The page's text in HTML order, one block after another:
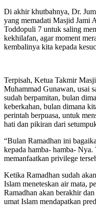
Di akhir khutbahnya, Dr.
yang memadati Masjid Jami
Toddopuli 7 untuk saling
kekhilafan, agar moment
kembalinya kita kepada
Terpisah, Ketua Takmir
Muhammad Gunawan, usai
sudah berpamitan, bulan
keberkahan, bulan dimana
perintah berpuasa, untuk
hati dan pikiran dari
“Bulan Ramadhan ini
kepada hamba- hamba- Nya.
memanfaatkan privilege
Ketika Ramadhan sudah
Islam meneteskan air mata,
Ramadhan akan berakhir
umat Islam mendapatkan